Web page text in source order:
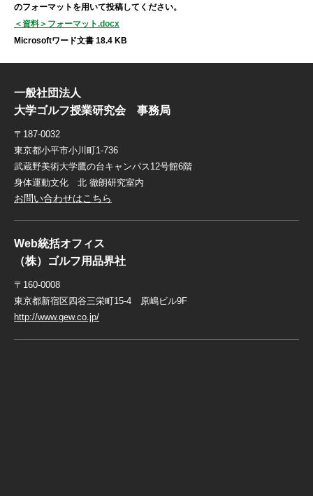
のフォーマットを用いて投稿してください。
＜資料＞フォーマット.docx
Microsoftワード文書 18.4 KB
一般社団法人
大学ゴルフ授業研究会 事務局
〒187-0032
東京都小平市小川町1-736
武蔵野美術大学鷹の台キャンパス12号館6階
身体運動文化 北 徹朗研究室内
お問い合わせはこちら
Web統括オフィス
（株）ゴルフ用品界社
〒160-0008
東京都新宿区四谷三栄町15-4 原嶋ビル9F
http://www.gew.co.jp/